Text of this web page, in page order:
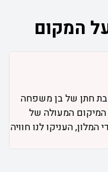
המקום
חתן של בן משפחה
המיקום המעולה של
העניקו לנו חוויה